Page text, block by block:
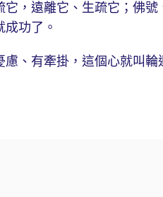
，遠離它、生疏它；佛號
功了。
、有牽掛，這個心就叫輪